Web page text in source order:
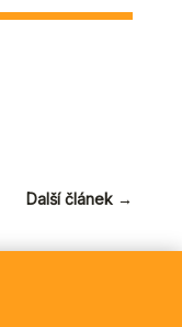
Další článek →